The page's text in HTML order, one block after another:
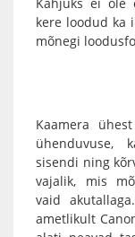
Kahjuks ei ole
kere loodud ka
mõnegi
Kaamera
ühenduvuse,
sisendi ning
vajalik, mis
vaid
ametlikult